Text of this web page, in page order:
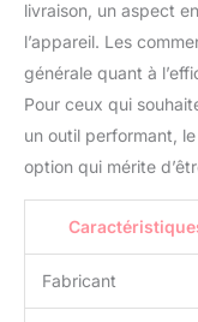
livraison, un aspect
l’appareil. Les
générale quant à
Pour ceux qui
un outil performant,
option qui mérite
Fabricant